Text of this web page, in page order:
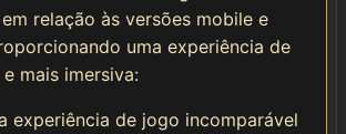
relação às versões mobile e
uma experiência de
mais imersiva:
experiência de jogo incomparável